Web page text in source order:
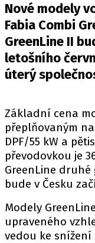
Nové modely
Fabia Combi
GreenLine II
letošního
úterý
Základní cena
přeplňovaným
DPF/55 kW a
převodovkou je
GreenLine druhé
bude v Česku
Modely
upraveného
vedou ke snížení